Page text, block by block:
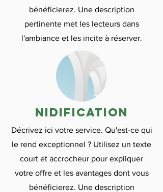
bénéficierez. Une description
pertinente met les lecteurs dans
l'ambiance et les incite à réserver.
nidification
Décrivez ici votre service. Qu'est-ce qui
le rend exceptionnel ? Utilisez un texte
court et accrocheur pour expliquer
votre offre et les avantages dont vous
bénéficierez. Une description